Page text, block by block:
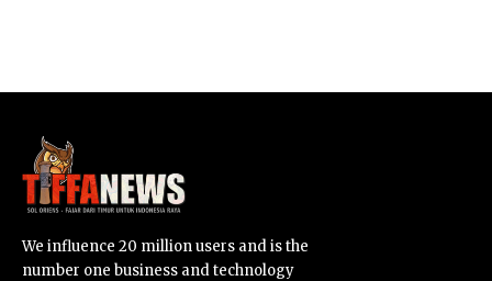
We influence 20 million users and is the
number one business and technology